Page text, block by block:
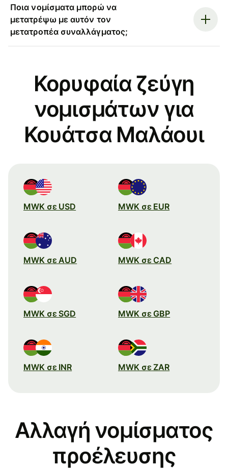
Ποια νομίσματα μπορώ να
μετατρέψω με αυτόν τον
μετατροπέα συναλλάγματος;
Κορυφαία ζεύγη
νομισμάτων για
Κουάτσα Μαλάουι
MWK σε USD MWK σε EUR
MWK σε AUD MWK σε CAD
MWK σε SGD MWK σε GBP
MWK σε INR MWK σε ZAR
Αλλαγή νομίσματος
προέλευσης